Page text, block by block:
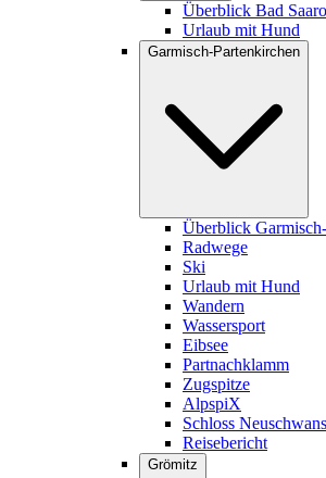
Überblick Bad
Urlaub mit Hund
Garmisch-Partenkirchen
Überblick
Radwege
Ski
Urlaub mit Hund
Wandern
Wassersport
Eibsee
Partnachklamm
Zugspitze
AlpspiX
Schloss
Reisebericht
Grömitz